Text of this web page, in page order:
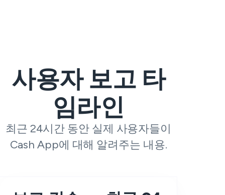
사용자 보고 타
임라인
최근 24시간 동안 실제 사용자들이
Cash App에 대해 알려주는 내용.